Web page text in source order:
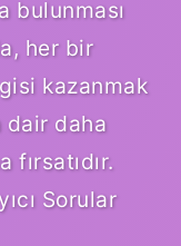
bulunması
her bir
kazanmak
dair daha
fırsatıdır.
Sorular